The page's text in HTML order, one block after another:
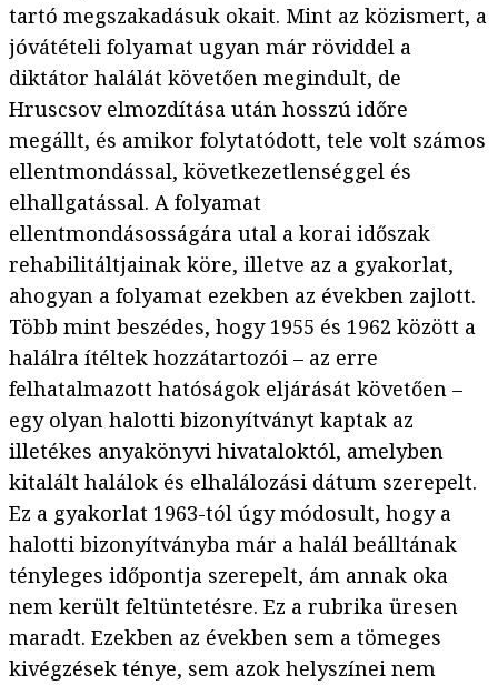
tartó megszakadásuk okait. Mint az közismert, a
jóvátételi folyamat ugyan már röviddel a
diktátor halálát követően megindult, de
Hruscsov elmozdítása után hosszú időre
megállt, és amikor folytatódott, tele volt számos
ellentmondással, következetlenséggel és
elhallgatással. A folyamat
ellentmondásosságára utal a korai időszak
rehabilitáltjainak köre, illetve az a gyakorlat,
ahogyan a folyamat ezekben az években zajlott.
Több mint beszédes, hogy 1955 és 1962 között a
halálra ítéltek hozzátartozói – az erre
felhatalmazott hatóságok eljárását követően –
egy olyan halotti bizonyítványt kaptak az
illetékes anyakönyvi hivataloktól, amelyben
kitalált halálok és elhalálozási dátum szerepelt.
Ez a gyakorlat 1963-tól úgy módosult, hogy a
halotti bizonyítványba már a halál beálltának
tényleges időpontja szerepelt, ám annak oka
nem került feltüntetésre. Ez a rubrika üresen
maradt. Ezekben az években sem a tömeges
kivégzések ténye, sem azok helyszínei nem